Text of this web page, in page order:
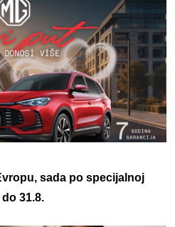
sada po specijalnoj
31.8.